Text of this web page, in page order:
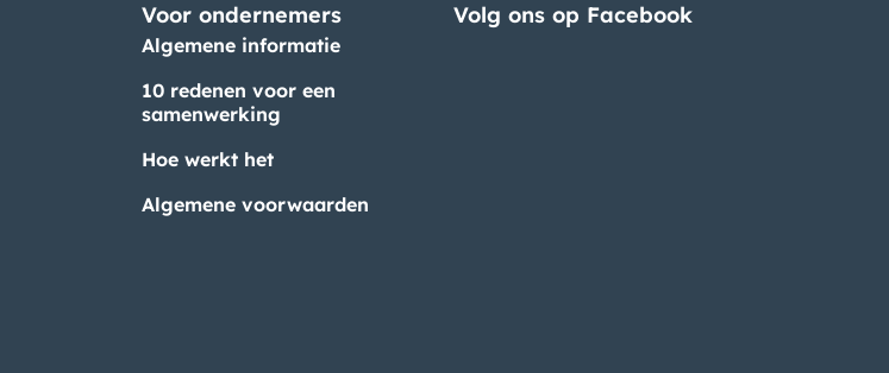
Voor ondernemers
Algemene informatie
10 redenen voor een
samenwerking
Hoe werkt het
Algemene voorwaarden
Volg ons op Facebook